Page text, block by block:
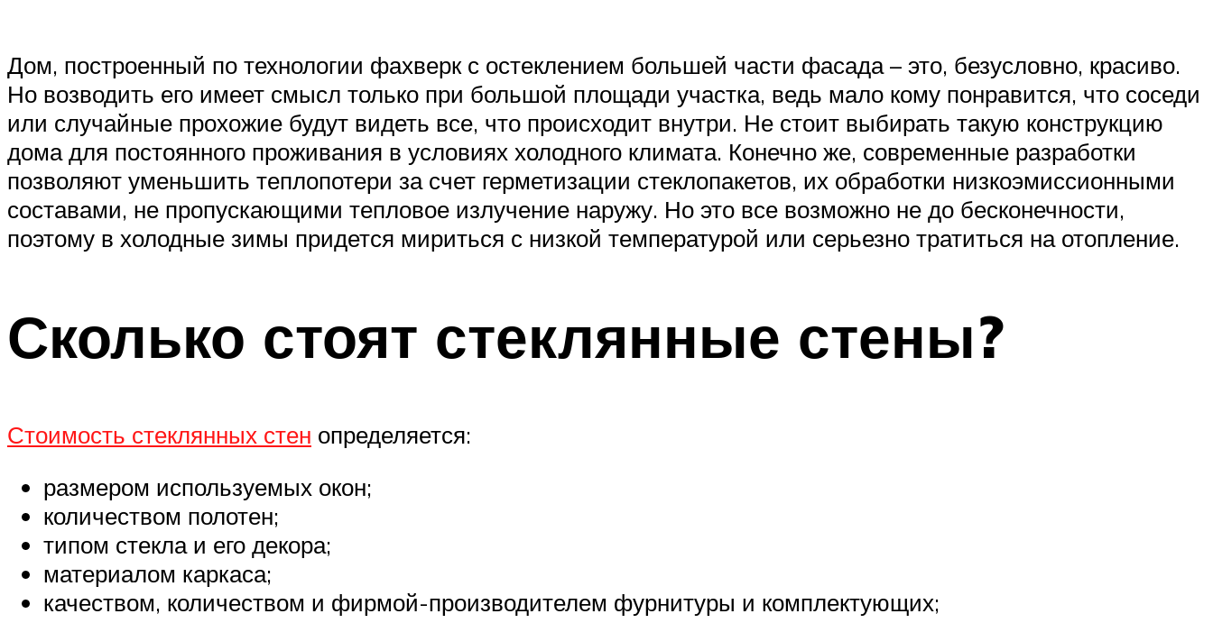
Дом, построенный по технологии фахверк с остеклением большей части фасада – это, безусловно, красиво.
Но возводить его имеет смысл только при большой площади участка, ведь мало кому понравится, что соседи
или случайные прохожие будут видеть все, что происходит внутри. Не стоит выбирать такую конструкцию
дома для постоянного проживания в условиях холодного климата. Конечно же, современные разработки
позволяют уменьшить теплопотери за счет герметизации стеклопакетов, их обработки низкоэмиссионными
составами, не пропускающими тепловое излучение наружу. Но это все возможно не до бесконечности,
поэтому в холодные зимы придется мириться с низкой температурой или серьезно тратиться на отопление.
Сколько стоят стеклянные стены?
Стоимость стеклянных стен определяется:
размером используемых окон;
количеством полотен;
типом стекла и его декора;
материалом каркаса;
качеством, количеством и фирмой-производителем фурнитуры и комплектующих;